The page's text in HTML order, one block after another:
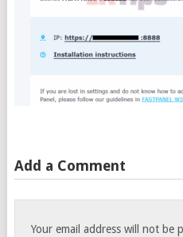
Add a Comment
Your email address will not be